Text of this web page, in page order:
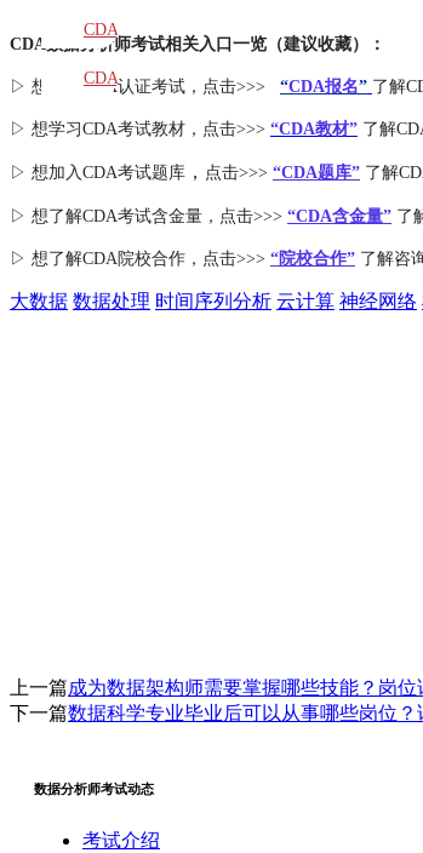
CDA数据分析师考试相关入口一览（建议收藏）：
▷ 想报名CDA认证考试，点击>>> “CDA报名” 了解
▷ 想学习CDA考试教材，点击>>> “CDA教材” 了解
▷ 想加入CDA考试题库 ， 点击>>> “CDA题库” 了解
▷ 想了解CDA考试含金量 ，点击>>> “CDA含金量” 了
▷ 想了解CDA院校合作 ，点击>>> “院校合作” 了解咨
大数据 数据处理 时间序列分析 云计算 神经网络
上一篇成为数据架构师需要掌握哪些技能？岗位
下一篇数据科学专业毕业后可以从事哪些岗位？
数据分析师考试动态
考试介绍
教材
CDA
题库
CDA
大纲